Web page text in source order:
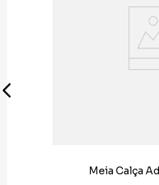
Meia Calça